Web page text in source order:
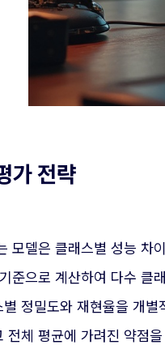
가 전략
모델은 클래스별 성능 차
준으로 계산하여 다수
정밀도와 재현율을 개
전체 평균에 가려진 약점